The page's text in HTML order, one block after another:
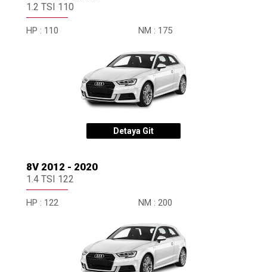
1.2 TSI 110
HP : 110 NM : 175
Detaya Git
8V 2012 - 2020
1.4 TSI 122
HP : 122 NM : 200